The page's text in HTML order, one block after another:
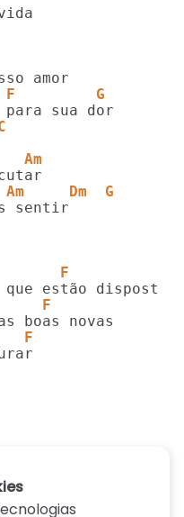
F  C
F         G
G    C
Am
Am     Dm  G
sentir
F
F
F